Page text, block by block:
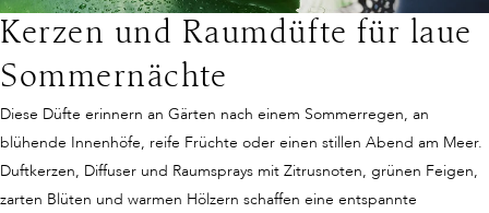
Kerzen und Raumdüfte für laue
Sommernächte
Diese Düfte erinnern an Gärten nach einem Sommerregen, an
blühende Innenhöfe, reife Früchte oder einen stillen Abend am Meer.
Duftkerzen, Diffuser und Raumsprays mit Zitrusnoten, grünen Feigen,
zarten Blüten und warmen Hölzern schaffen eine entspannte